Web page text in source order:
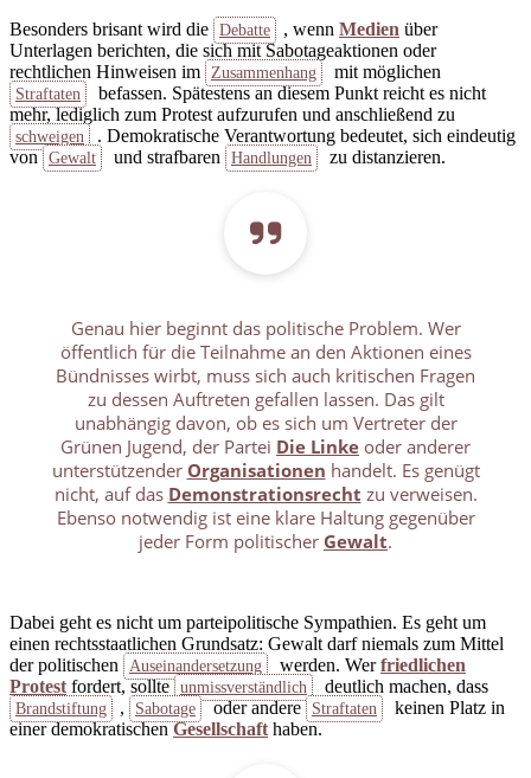
Besonders brisant wird die Debatte , wenn Medien über
Unterlagen berichten, die sich mit Sabotageaktionen oder
rechtlichen Hinweisen im
Zusammenhang mit möglichen
Straftaten
befassen. Spätestens an diesem Punkt reicht es nicht
mehr, lediglich zum Protest aufzurufen und anschließend zu
schweigen
. Demokratische Verantwortung bedeutet, sich eindeutig
von Gewalt und strafbaren Handlungen zu distanzieren.
Genau hier beginnt das politische Problem. Wer
öffentlich für die Teilnahme an den Aktionen eines
Bündnisses wirbt, muss sich auch kritischen Fragen
zu dessen Auftreten gefallen lassen. Das gilt
unabhängig davon, ob es sich um Vertreter der
Grünen Jugend, der Partei Die Linke oder anderer
unterstützender Organisationen handelt. Es genügt
nicht, auf das Demonstrationsrecht zu verweisen.
Ebenso notwendig ist eine klare Haltung gegenüber
jeder Form politischer Gewalt.
Dabei geht es nicht um parteipolitische Sympathien. Es geht um
einen rechtsstaatlichen Grundsatz: Gewalt darf niemals zum Mittel
der politischen
Auseinandersetzung werden. Werfriedlichen
Protest fordert, sollte unmissverständlich deutlich machen, dass
Brandstiftung , Sabotage oder andere Straftaten
keinen Platz in
einer demokratischenGesellschaft haben.